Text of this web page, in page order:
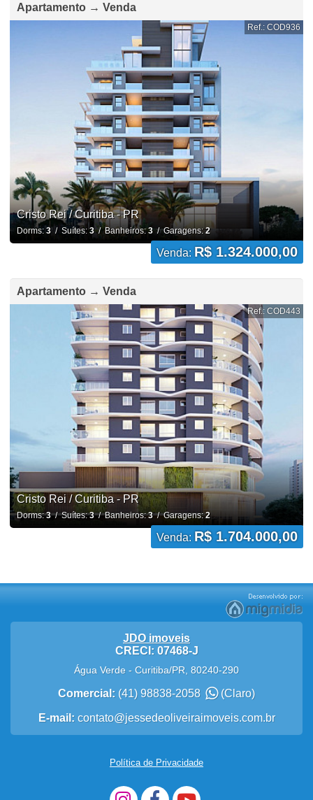
Apartamento → Venda
Ref.: COD936
Cristo Rei / Curitiba - PR
Dorms: 3/ Suítes:3/ Banheiros:3/ Garagens:2
Venda: R$ 1.324.000,00
Apartamento → Venda
Ref.: COD443
Cristo Rei / Curitiba - PR
Dorms:3/ Suítes:3/ Banheiros:3/ Garagens:2
Venda: R$ 1.704.000,00
JDO imoveis
CRECI: 07468-J
Água Verde - Curitiba/PR 80240-290
Comercial: (41) 98838-2058 (Claro)
E-mail: contato@jessedeoliveiraimoveis.com.br
Política de Privacidade